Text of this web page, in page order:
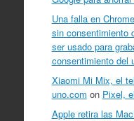
Una falla en
sin consentimiento
ser usado para
consentimiento del
Xiaomi Mi Mix, el
uno.com on Pixel,
Apple retira las